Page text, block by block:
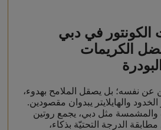
الكونتور في دبي
الكريمات
عن نفسه؛ بل يصقل الملامح بهدوء،
والهايلايتر يبدوان مقصودين.
والمشمسة مثل دبي، يجمع روتين
مطابقة الدرجة التحتيّة بذكاء،